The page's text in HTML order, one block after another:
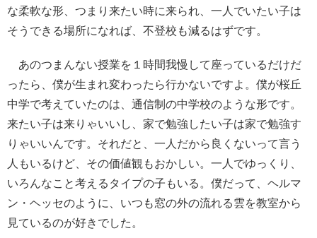
な柔軟な形、つまり来たい時に来られ、一人でいたい子は
そうできる場所になれば、不登校も減るはずです。
あのつまんない授業を１時間我慢して座っているだけだ
ったら、僕が生まれ変わったら行かないですよ。僕が桜丘
中学で考えていたのは、通信制の中学校のような形です。
来たい子は来りゃいいし、家で勉強したい子は家で勉強す
りゃいいんです。それだと、一人だから良くないって言う
人もいるけど、その価値観もおかしい。一人でゆっくり、
いろんなこと考えるタイプの子もいる。僕だって、ヘルマ
ン・ヘッセのように、いつも窓の外の流れる雲を教室から
見ているのが好きでした。